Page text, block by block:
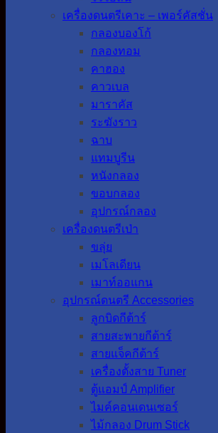
เครื่องดนตรีเคาะ – เพอร์คัสชั่น
กลองบองโก้
กลองทอม
คาฮอง
คาวเบล
มาราคัส
ระฆังราว
ฉาบ
แทมบูรีน
หนังกลอง
ขอบกลอง
อุปกรณ์กลอง
เครื่องดนตรีเป่า
ขลุ่ย
เมโลเดียน
เมาท์ออแกน
อุปกรณ์ดนตรี Accessories
ลูกบิดกีต้าร์
สายสะพายกีต้าร์
สายแจ็คกีต้าร์
เครื่องตั้งสาย Tuner
ตู้แอมป์ Amplifier
ไมค์คอนเดนเซอร์
ไม้กลอง Drum Stick